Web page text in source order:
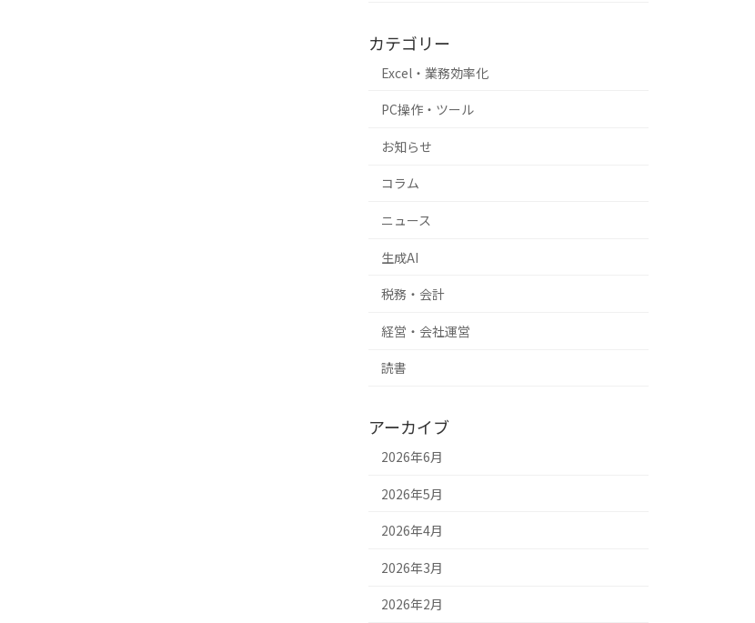
カテゴリー
Excel・業務効率化
PC操作・ツール
お知らせ
コラム
ニュース
生成AI
税務・会計
経営・会社運営
読書
アーカイブ
2026年6月
2026年5月
2026年4月
2026年3月
2026年2月